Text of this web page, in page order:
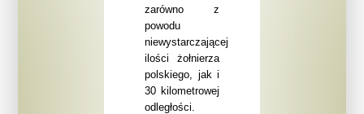
zarówno z
powodu
niewystarczającej
ilości żołnierza
polskiego, jak i
30 kilometrowej
odległości.